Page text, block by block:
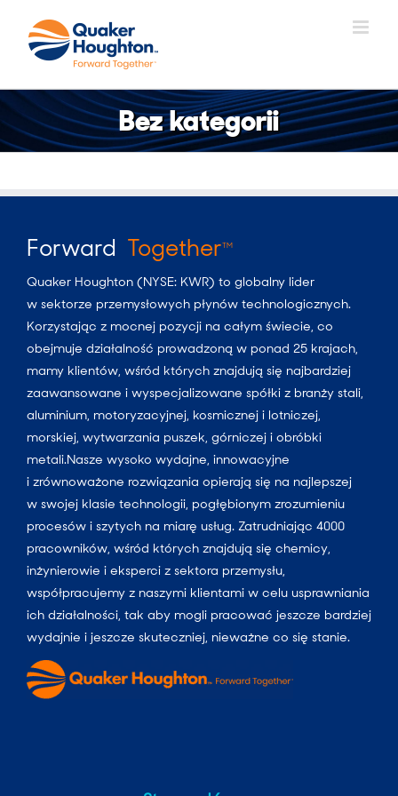
content
Bez kategorii
Forward TogetherTM
Quaker Houghton (NYSE: KWR) to globalny lider
w sektorze przemysłowych płynów technologicznych.
Korzystając z mocnej pozycji na całym świecie, co
obejmuje działalność prowadzoną w ponad 25 krajach,
mamy klientów, wśród których znajdują się najbardziej
zaawansowane i wyspecjalizowane spółki z branży stali,
aluminium, motoryzacyjnej, kosmicznej i lotniczej,
morskiej, wytwarzania puszek, górniczej i obróbki
metali.Nasze wysoko wydajne, innowacyjne
i zrównoważone rozwiązania opierają się na najlepszej
w swojej klasie technologii, pogłębionym zrozumieniu
procesów i szytych na miarę usług. Zatrudniając 4000
pracowników, wśród których znajdują się chemicy,
inżynierowie i eksperci z sektora przemysłu,
współpracujemy z naszymi klientami w celu usprawniania
ich działalności, tak aby mogli pracować jeszcze bardziej
wydajnie i jeszcze skuteczniej, nieważne co się stanie.